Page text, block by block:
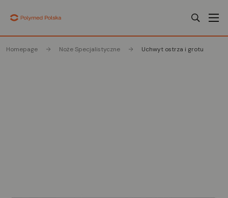
Homepage Noże Specjalistyczne Uchwyt ostrza i grotu